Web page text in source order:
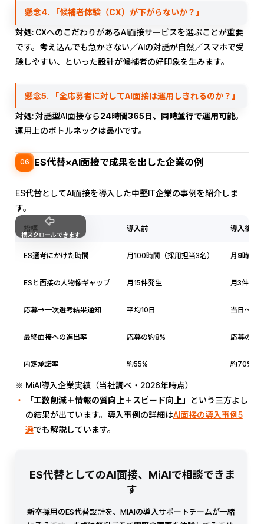
懸念4. 「候補者体験（CX）が下がらないか？」
対処: CXへのこだわりがあるAI面接サービスを選ぶことが重要
です。考え込んでも急かさない／AIの対話が自然／スマホで受
験しやすい、といった設計が候補者の好印象を生みます。
懸念5. 「全応募者に対してAI面接は運用しきれるのか？」
対処: 対話型AI面接なら24時間365日、同時並行で運用可能。
運用上のボトルネックは最小です。
06 ES代替×AI面接で成果を出した企業の例
ES代替としてAI面接を導入した中堅IT企業の事例を紹介しま
す。
横スクロールできます
指標
ES選考にかけた時間
ESと面接の人物像ギャップ
応募→一次選考結果通知
最終面接への進出率
内定承諾率
導入前
月100時間（採用担当3名）
月15件発生
平均10日
応募の約8%
約55%
導入後
月9時間
月3件に
当日〜翌
応募の約
約70%
※ MiAI導入企業実績（当社調べ・2026年時点）
「工数削減＋情報の質向上＋スピード向上」
という三方よし
の結果が出ています。導入事例の詳細はAI面接の導入事例5
選でも解説しています。
ES代替としてのAI面接、MiAIで相談できま
す
新卒採用のES代替設計を、MiAIの導入サポートチームが一緒